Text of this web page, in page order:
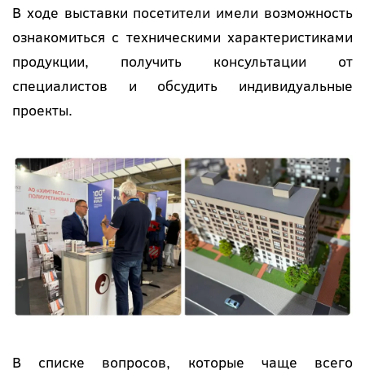
В ходе выставки посетители имели возможность
ознакомиться с техническими характеристиками
продукции, получить консультации от
специалистов и обсудить индивидуальные
проекты.
В списке вопросов, которые чаще всего